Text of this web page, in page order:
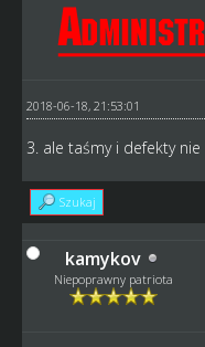
2018-06-18, 21:53:01
3. ale taśmy i defekty
Szukaj
kamykov
Niepoprawny patriota